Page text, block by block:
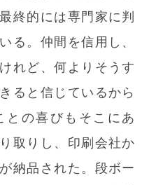
終的には専門家に判
る。仲間を信用し、
れど、何よりそうす
ると信じているから
との喜びもそこにあ
取りし、印刷会社か
納品された。段ボー